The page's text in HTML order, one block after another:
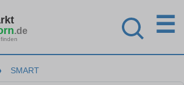
.de ☰
SMART